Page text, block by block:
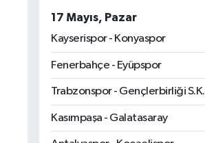
17 Mayıs, Pazar
Kayserispor - Konyaspor
Fenerbahçe - Eyüpspor
Trabzonspor - Gençlerbirliği S.K.
Kasımpaşa - Galatasaray